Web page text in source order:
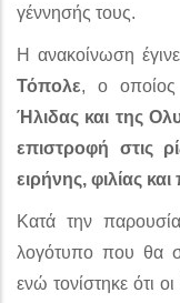
γέννησής τους.
Η ανακοίνωση
Τόπολε, ο οποίος
Ήλιδας και της
επιστροφή στις
ειρήνης, φιλίας
Κατά την
λογότυπο που θα
ενώ τονίστηκε ότι